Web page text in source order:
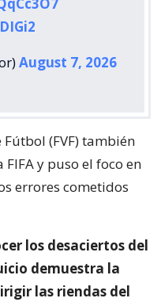
August 7, 2026
Fútbol (FVF) también
y puso el foco en
errores cometidos
los desaciertos del
demuestra la
las riendas del